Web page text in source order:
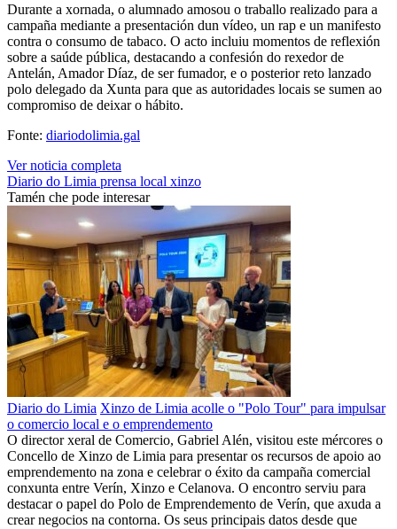
Durante a xornada, o alumnado amosou o traballo realizado para a
campaña mediante a presentación dun vídeo, un rap e un manifesto
contra o consumo de tabaco. O acto incluiu momentos de reflexión
sobre a saúde pública, destacando a confesión do rexedor de
Antelán, Amador Díaz, de ser fumador, e o posterior reto lanzado
polo delegado da Xunta para que as autoridades locais se sumen ao
compromiso de deixar o hábito.
Fonte: diariodolimia.gal
Ver noticia completa
Diario do Limia prensa local xinzo
Tamén che pode interesar
Diario do Limia Xinzo de Limia acolle o "Polo Tour" para impulsar
o comercio local e o emprendemento
O director xeral de Comercio, Gabriel Alén, visitou este mércores o
Concello de Xinzo de Limia para presentar os recursos de apoio ao
emprendemento na zona e celebrar o éxito da campaña comercial
conxunta entre Verín, Xinzo e Celanova. O encontro serviu para
destacar o papel do Polo de Emprendemento de Verín, que axuda a
crear negocios na contorna. Os seus principais datos desde que